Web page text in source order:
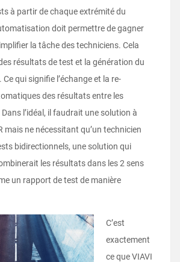
à partir de chaque extrémité du
doit permettre de gagner
la tâche des techniciens. Cela
résultats de test et la génération du
qui signifie l’échange et la re-
des résultats entre les
l’idéal, il faudrait une solution à
mais ne nécessitant qu’un technicien
bidirectionnels, une solution qui
les résultats dans les 2 sens
un rapport de test de manière
C’est
exactement
ce que VIAVI